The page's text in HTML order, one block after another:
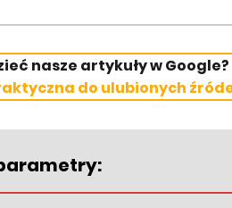
nasze artykuły w Google?
do ulubionych